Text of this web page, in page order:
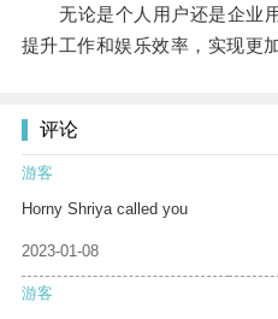
无论是个人用户还是企业用
提升工作和娱乐效率，实现更
评论
游客
Horny Shriya called you
2023-01-08
游客